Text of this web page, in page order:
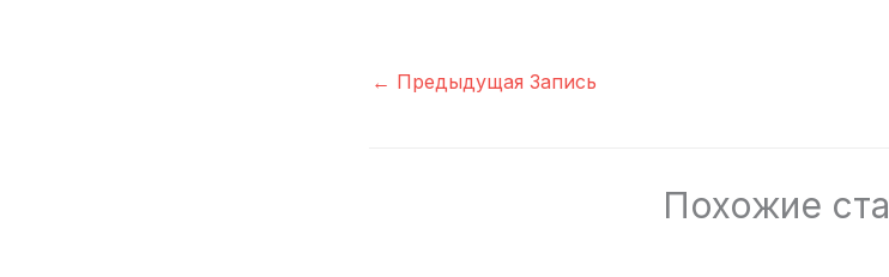
← Предыдущая Запись
Похожие